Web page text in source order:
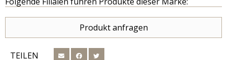
Produkt anfragen
TEILEN